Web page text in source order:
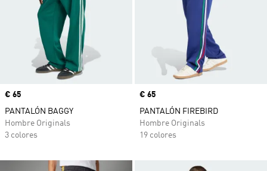
Precio
€ 65
PANTALÓN BAGGY
Hombre Originals
3 colores
Precio
€ 65
PANTALÓN FIREBIRD
Hombre Originals
19 colores